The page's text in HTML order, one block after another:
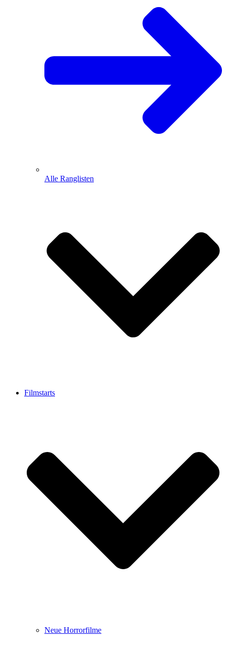
Alle Ranglisten
Filmstarts
Neue Horrorfilme